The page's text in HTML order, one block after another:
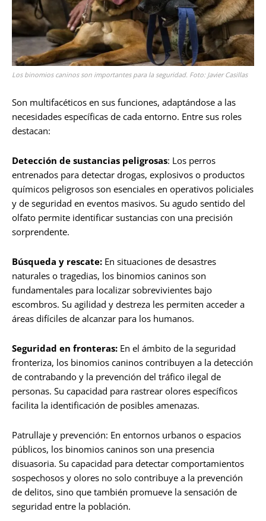
Los binomios caninos son importantes para la seguridad. Foto: Javier Casillas
Son multifacéticos en sus funciones, adaptándose a las
necesidades específicas de cada entorno. Entre sus roles
destacan:
Detección de sustancias peligrosas: Los perros
entrenados para detectar drogas, explosivos o productos
químicos peligrosos son esenciales en operativos policiales
y de seguridad en eventos masivos. Su agudo sentido del
olfato permite identificar sustancias con una precisión
sorprendente.
Búsqueda y rescate: En situaciones de desastres
naturales o tragedias, los binomios caninos son
fundamentales para localizar sobrevivientes bajo
escombros. Su agilidad y destreza les permiten acceder a
áreas difíciles de alcanzar para los humanos.
Seguridad en fronteras: En el ámbito de la seguridad
fronteriza, los binomios caninos contribuyen a la detección
de contrabando y la prevención del tráfico ilegal de
personas. Su capacidad para rastrear olores específicos
facilita la identificación de posibles amenazas.
Patrullaje y prevención: En entornos urbanos o espacios
públicos, los binomios caninos son una presencia
disuasoria. Su capacidad para detectar comportamientos
sospechosos y olores no solo contribuye a la prevención
de delitos, sino que también promueve la sensación de
seguridad entre la población.